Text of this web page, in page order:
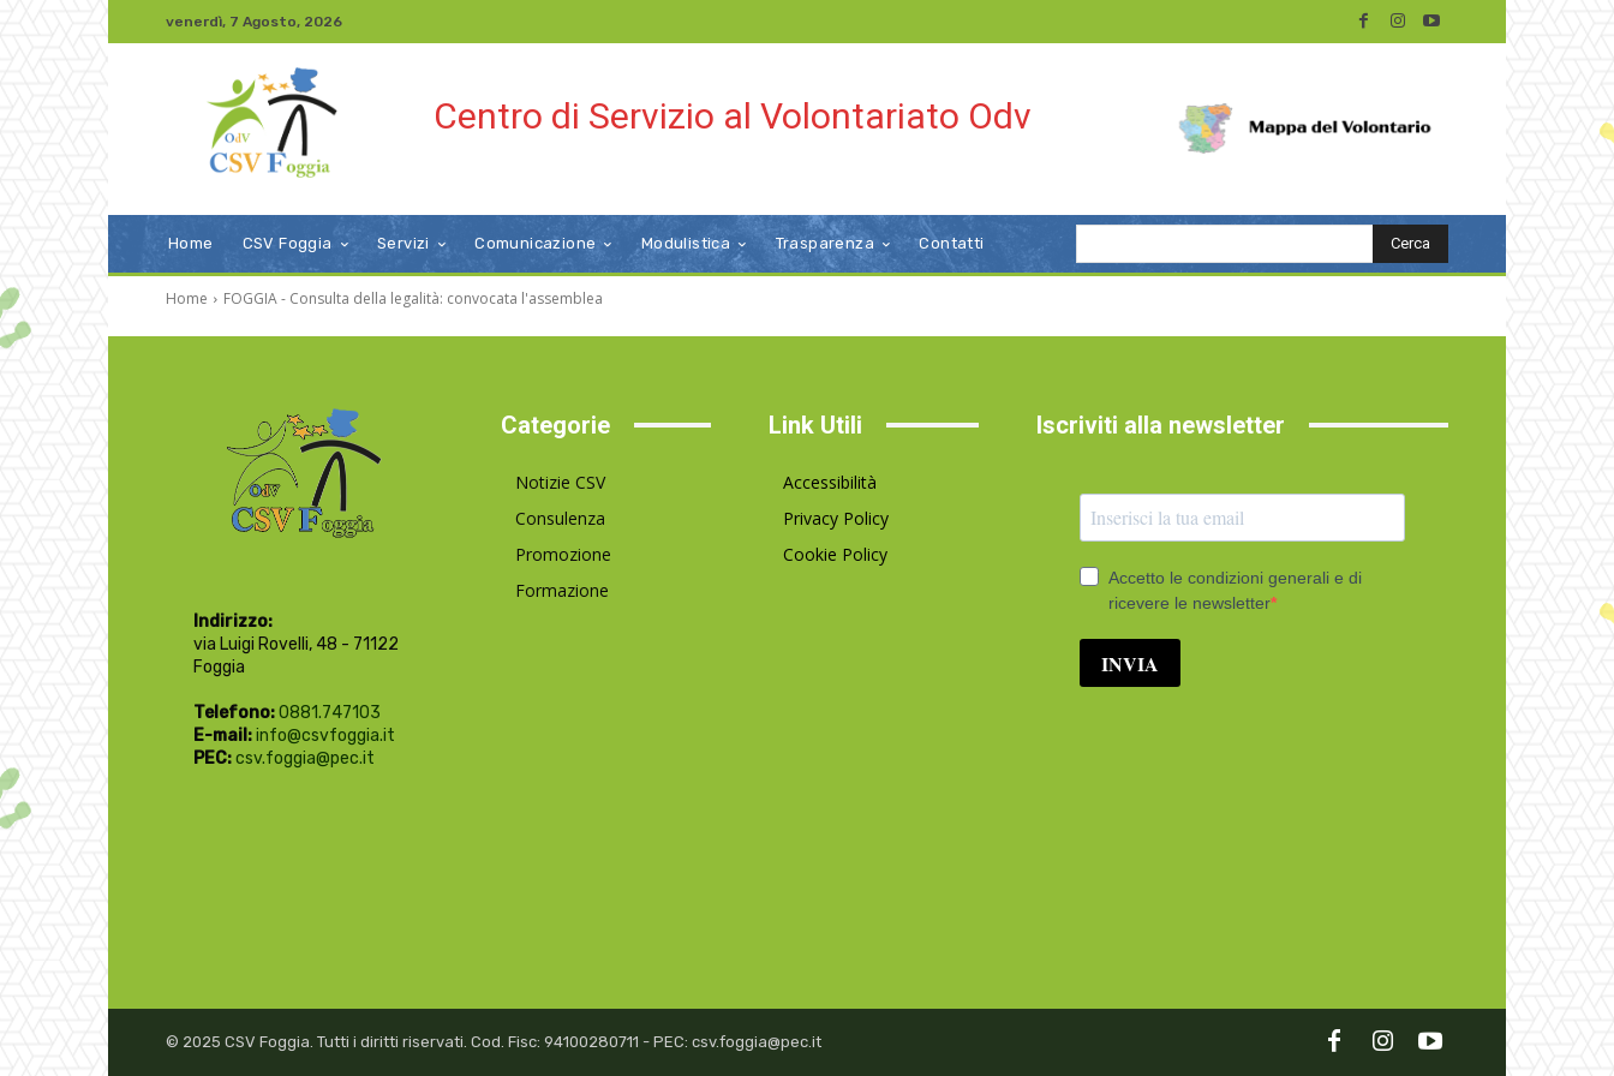
venerdì, 7 Agosto, 2026
Centro di Servizio al Volontariato Odv
Home CSV Foggia Servizi Comunicazione Modulistica Trasparenza Contatti Cerca
Home FOGGIA - Consulta della legalità: convocata l'assemblea
Indirizzo:
via Luigi Rovelli, 48 - 71122
Foggia
Telefono:0881.747103
E-mail:info@csvfoggia.it
PEC:csv.foggia@pec.it
Categorie
Notizie CSV
Consulenza
Promozione
Formazione
Link Utili
Accessibilità
Privacy Policy
Cookie Policy
Iscriviti alla newsletter
© 2025 CSV Foggia. Tutti i diritti riservati. Cod. Fisc: 94100280711 - PEC: csv.foggia@pec.it